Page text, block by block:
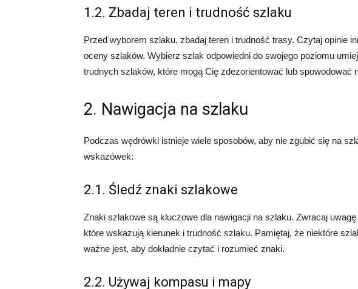
1.2. Zbadaj teren i trudność szlaku
Przed wyborem szlaku, zbadaj teren i trudność trasy. Czytaj opinie
oceny szlaków. Wybierz szlak odpowiedni do swojego poziomu
trudnych szlaków, które mogą Cię zdezorientować lub spowodować
2. Nawigacja na szlaku
Podczas wędrówki istnieje wiele sposobów, aby nie zgubić się na
wskazówek:
2.1. Śledź znaki szlakowe
Znaki szlakowe są kluczowe dla nawigacji na szlaku. Zwracaj
które wskazują kierunek i trudność szlaku. Pamiętaj, że niektóre
ważne jest, aby dokładnie czytać i rozumieć znaki.
2.2. Używaj kompasu i mapy